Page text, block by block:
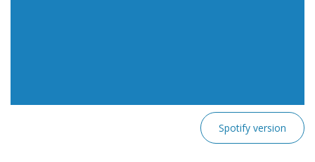
Spotify version